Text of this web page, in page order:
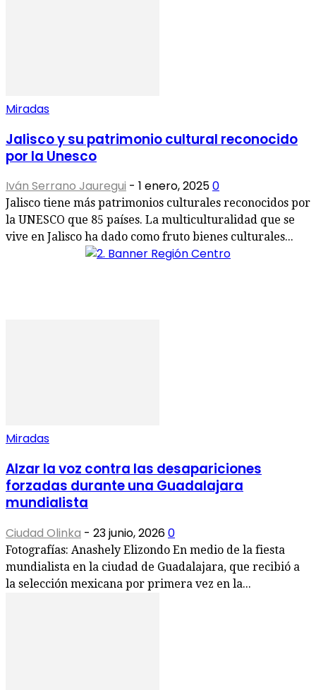
Miradas
Jalisco y su patrimonio cultural reconocido
por la Unesco
Iván Serrano Jauregui - 1 enero, 20250
Jalisco tiene más patrimonios culturales reconocidos por
la UNESCO que 85 países. La multiculturalidad que se
vive en Jalisco ha dado como fruto bienes culturales...
Miradas
Alzar la voz contra las desapariciones
forzadas durante una Guadalajara
mundialista
Ciudad Olinka - 23 junio, 20260
Fotografías: Anashely Elizondo En medio de la fiesta
mundialista en la ciudad de Guadalajara, que recibió a
la selección mexicana por primera vez en la...